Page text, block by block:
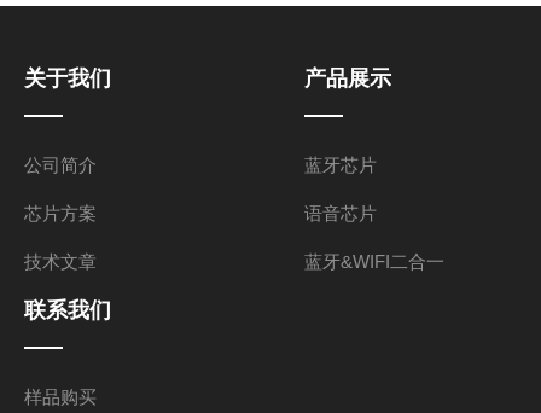
关于我们
公司简介
芯片方案
技术文章
产品展示
蓝牙芯片
语音芯片
蓝牙&WIFI二合一
联系我们
样品购买